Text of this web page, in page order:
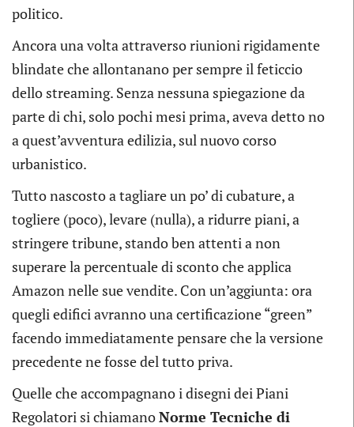
politico.
Ancora una volta attraverso riunioni rigidamente
blindate che allontanano per sempre il feticcio
dello streaming. Senza nessuna spiegazione da
parte di chi, solo pochi mesi prima, aveva detto no
a quest’avventura edilizia, sul nuovo corso
urbanistico.
Tutto nascosto a tagliare un po’ di cubature, a
togliere (poco), levare (nulla), a ridurre piani, a
stringere tribune, stando ben attenti a non
superare la percentuale di sconto che applica
Amazon nelle sue vendite. Con un’aggiunta: ora
quegli edifici avranno una certificazione “green”
facendo immediatamente pensare che la versione
precedente ne fosse del tutto priva.
Quelle che accompagnano i disegni dei Piani
Regolatori si chiamanoNorme Tecniche di